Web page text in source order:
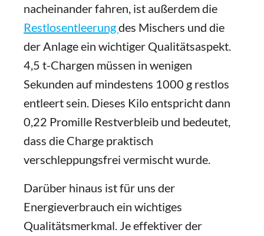
nacheinander fahren, ist außerdem die
Restlosentleerungdes Mischers und die
der Anlage ein wichtiger Qualitätsaspekt.
4,5 t-Chargen müssen in wenigen
Sekunden auf mindestens 1000 g restlos
entleert sein. Dieses Kilo entspricht dann
0,22 Promille Restverbleib und bedeutet,
dass die Charge praktisch
verschleppungsfrei vermischt wurde.
Darüber hinaus ist für uns der
Energieverbrauch ein wichtiges
Qualitätsmerkmal. Je effektiver der